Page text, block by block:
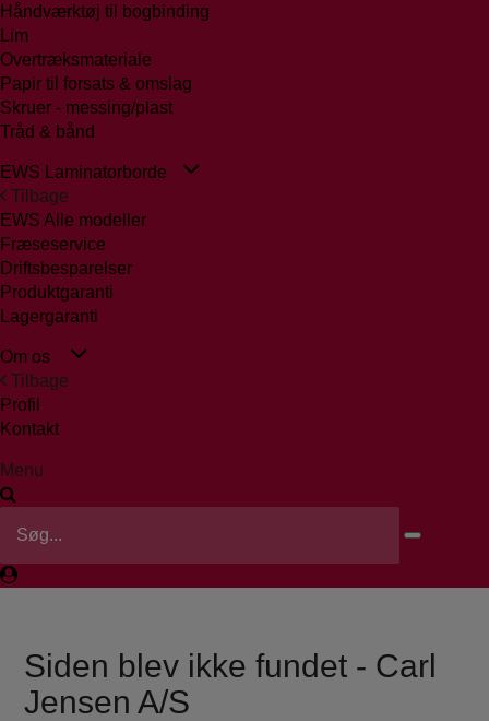
Håndværktøj til bogbinding
Lim
Overtræksmateriale
Papir til forsats & omslag
Skruer - messing/plast
Tråd & bånd
EWS Laminatorborde
Tilbage
EWS Alle modeller
Fræseservice
Driftsbesparelser
Produktgaranti
Lagergaranti
Om os
Tilbage
Profil
Kontakt
Menu
Siden blev ikke fundet - Carl
Jensen A/S